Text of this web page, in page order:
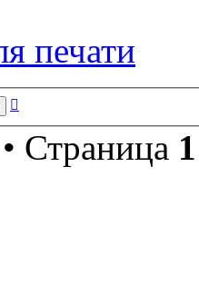
печати
Страница 1